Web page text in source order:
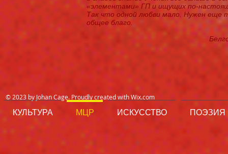
«элементами» ГП и ищущих по-
Так что одной любви мало. Нужен еще
общее благо.
© 2023 by Johan Cage. Proudly created withWix.com
КУЛЬТУРА МЦР ИСКУССТВО ПОЭЗИЯ